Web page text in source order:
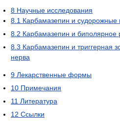
8 Научные исследования
8.1 Карбамазепин и судорожные
8.2 Карбамазепин и биполярное
8.3 Карбамазепин и триггерная
нерва
9 Лекарственные формы
10 Примечания
11 Литература
12 Ссылки